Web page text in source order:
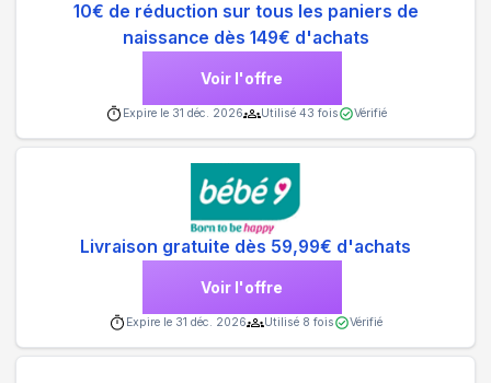
10€ de réduction sur tous les paniers de
naissance dès 149€ d'achats
Voir l'offre
Expire le 31 déc. 2026 Utilisé 43 fois Vérifié
Livraison gratuite dès 59,99€ d'achats
Voir l'offre
Expire le 31 déc. 2026 Utilisé 8 fois Vérifié